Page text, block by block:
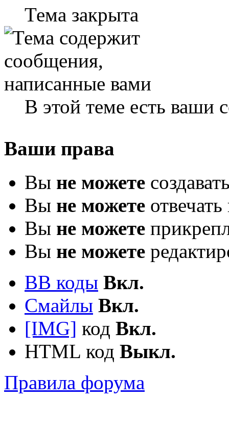
Тема закрыта
В этой теме есть ваши
Ваши права
Вы не можете
Вы не можете
Вы не можете
Вы не можете
BB коды Вкл.
Смайлы Вкл.
[IMG] код Вкл.
HTML код Выкл.
Правила форума